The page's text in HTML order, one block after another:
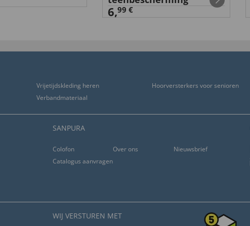
6,99 €
Vrijetijdskleding heren Hoorversterkers voor senioren
Verbandmateriaal
SANPURA
Colofon Over ons
Nieuwsbrief
Catalogus aanvragen
WIJ VERSTUREN MET